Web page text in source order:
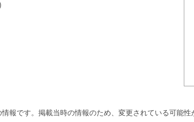
報です。掲載当時の情報のため、変更されている可能性